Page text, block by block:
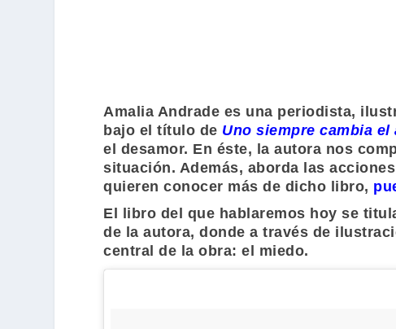
Amalia Andrade es una periodista,
bajo el título de Uno siempre cambia
el desamor. En éste, la autora nos
situación. Además, aborda las
quieren conocer más de dicho libro,
El libro del que hablaremos hoy se
de la autora, donde a través de
central de la obra: el miedo.